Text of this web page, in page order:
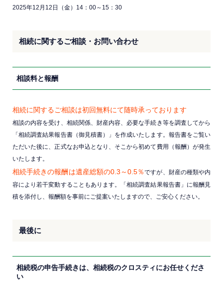
2025年12月12日（金）14：00～15：30
相続に関するご相談・お問い合わせ
相談料と報酬
相続に関するご相談は初回無料にて随時承っております
相談の内容を受け、相続関係、財産内容、必要な手続き等を調査してから
「相続調査結果報告書（御見積書）」を作成いたします。報告書をご覧い
ただいた後に、正式なお申込となり、そこから初めて費用（報酬）が発生
いたします。
相続手続きの報酬は遺産総額の0.3～0.5％ですが、財産の種類や内
容により若干変動することもあります。「相続調査結果報告書」に報酬見
積を添付し、報酬額を事前にご提案いたしますので、ご安心ください。
最後に
相続税の申告手続きは、相続税のクロスティにお任せくださ
い